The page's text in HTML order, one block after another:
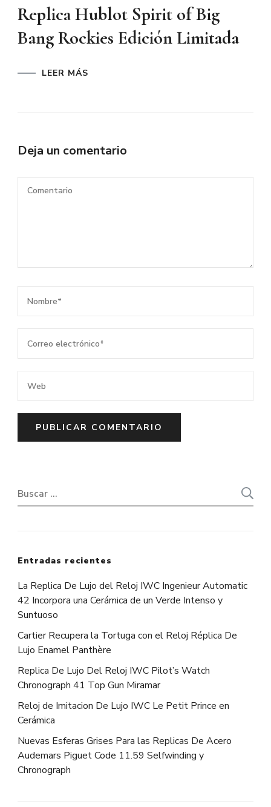
Replica Hublot Spirit of Big
Bang Rockies Edición Limitada
LEER MÁS
Deja un comentario
Buscar:
Entradas recientes
La Replica De Lujo del Reloj IWC Ingenieur Automatic
42 Incorpora una Cerámica de un Verde Intenso y
Suntuoso
Cartier Recupera la Tortuga con el Reloj Réplica De
Lujo Enamel Panthère
Replica De Lujo Del Reloj IWC Pilot’s Watch
Chronograph 41 Top Gun Miramar
Reloj de Imitacion De Lujo IWC Le Petit Prince en
Cerámica
Nuevas Esferas Grises Para las Replicas De Acero
Audemars Piguet Code 11.59 Selfwinding y
Chronograph